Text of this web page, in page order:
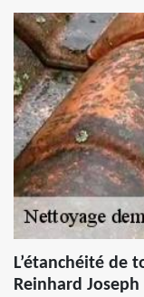
L’étanchéité de
Reinhard Joseph